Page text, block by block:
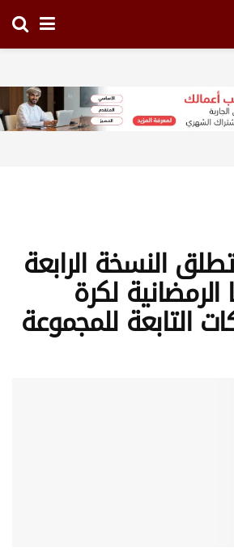
النسخة الرابعة
لكرة
التابعة للمجموعة